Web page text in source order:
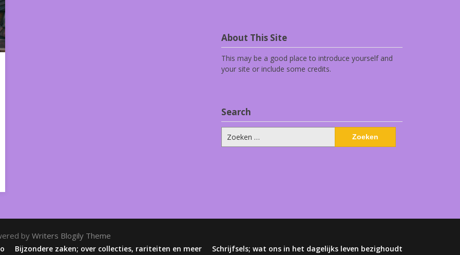
About This Site
This may be a good place to introduce yourself and
your site or include some credits.
Search
naar:
by Writers Blogily Theme
Bijzondere zaken; over collecties, rariteiten en meer Schrijfsels; wat ons in het dagelijks leven bezighoudt